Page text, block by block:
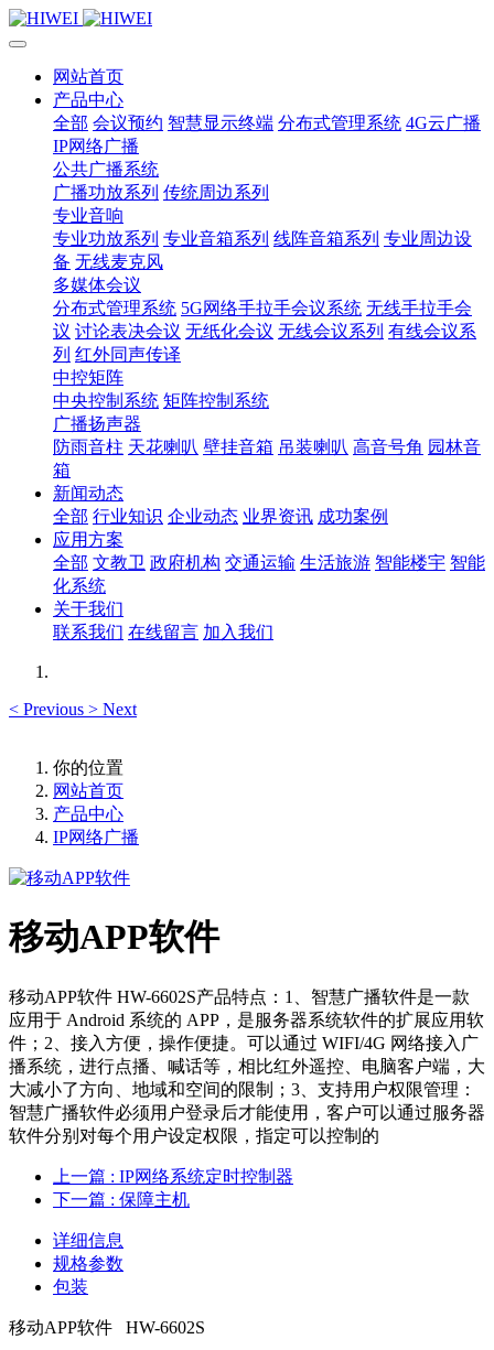
网站首页
产品中心
全部 会议预约 智慧显示终端 分布式管理系统 4G云广播
IP网络广播
公共广播系统
广播功放系列 传统周边系列
专业音响
专业功放系列 专业音箱系列 线阵音箱系列 专业周边设
备 无线麦克风
多媒体会议
分布式管理系统 5G网络手拉手会议系统 无线手拉手会
议 讨论表决会议 无纸化会议 无线会议系列 有线会议系
列 红外同声传译
中控矩阵
中央控制系统 矩阵控制系统
广播扬声器
防雨音柱 天花喇叭 壁挂音箱 吊装喇叭 高音号角 园林音
箱
新闻动态
全部 行业知识 企业动态 业界资讯 成功案例
应用方案
全部 文教卫 政府机构 交通运输 生活旅游 智能楼宇 智能
化系统
关于我们
联系我们 在线留言 加入我们
< Previous > Next
你的位置
网站首页
产品中心
IP网络广播
移动APP软件
移动APP软件 HW-6602S产品特点：1、智慧广播软件是一款
应用于 Android 系统的 APP，是服务器系统软件的扩展应用软
件；2、接入方便，操作便捷。可以通过 WIFI/4G 网络接入广
播系统，进行点播、喊话等，相比红外遥控、电脑客户端，大
大减小了方向、地域和空间的限制；3、支持用户权限管理：
智慧广播软件必须用户登录后才能使用，客户可以通过服务器
软件分别对每个用户设定权限，指定可以控制的
上一篇 : IP网络系统定时控制器
下一篇 : 保障主机
详细信息
规格参数
包装
移动APP软件 HW-6602S